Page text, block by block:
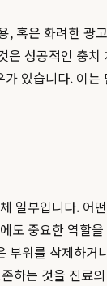
혹은 화려한
은 성공적인 충
있습니다. 이
일부입니다.
중요한 역할
위를 삭제하
하는 것을 진료